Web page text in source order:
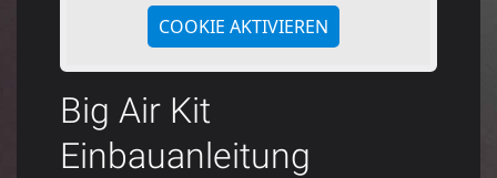
COOKIE AKTIVIEREN
Big Air Kit
Einbauanleitung